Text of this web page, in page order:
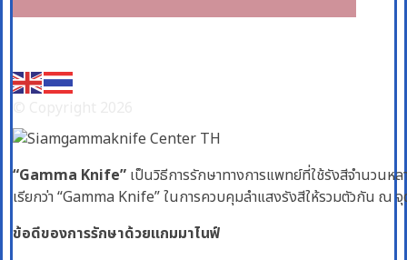
“Gamma Knife” เป็นวิธีการรักษาทางการแพทย์ที่ใช้รังสีจำนวนห
เรียกว่า “Gamma Knife” ในการควบคุมลำแสงรังสีให้รวมตัวกัน
ข้อดีของการรักษาด้วยแกมมาไนฟ์